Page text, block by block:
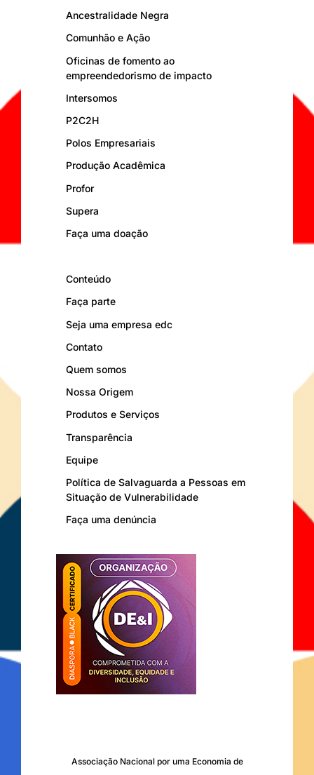
Ancestralidade Negra
Comunhão e Ação
Oficinas de fomento ao
empreendedorismo de impacto
Intersomos
P2C2H
Polos Empresariais
Produção Acadêmica
Profor
Supera
Faça uma doação
Conteúdo
Faça parte
Seja uma empresa edc
Contato
Quem somos
Nossa Origem
Produtos e Serviços
Transparência
Equipe
Política de Salvaguarda a Pessoas em
Situação de Vulnerabilidade
Faça uma denúncia
Associação Nacional por uma Economia de